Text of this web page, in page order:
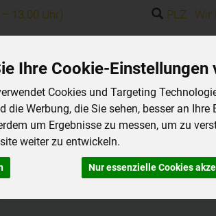
Ihre Cookie-Einstellungen
Cookies und Targeting
die Werbung, die Sie sehen, besser an
um Ergebnisse zu messen, um zu
weiter zu entwickeln.
Nur essenzielle Cookies
13.00 Uhr) PLZ Wir
Produkt